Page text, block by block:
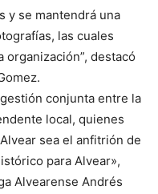
y se mantendrá una
las cuales
organización”, destacó
conjunta entre la
local, quienes
sea el anfitrión de
para Alvear»,
Alvearense Andrés